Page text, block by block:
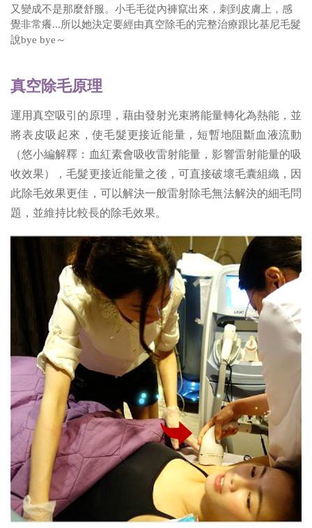
又變成不是那麼舒服。小毛毛從內褲竄出來，刺到皮膚上，感
覺非常癢...所以她決定要經由真空除毛的完整治療跟比基尼毛髮
說bye bye～
真空除毛原理
運用真空吸引的原理，藉由發射光束將能量轉化為熱能，並
將表皮吸起來，使毛髮更接近能量，短暫地阻斷血液流動
（悠小編解釋：血紅素會吸收雷射能量，影響雷射能量的吸
收效果），毛髮更接近能量之後，可直接破壞毛囊組織，因
此除毛效果更佳，可以解決一般雷射除毛無法解決的細毛問
題，並維持比較長的除毛效果。